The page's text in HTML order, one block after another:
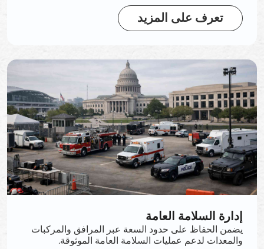
تعرف على المزيد
إدارة السلامة العامة
يضمن الحفاظ على حدود السعة عبر المرافق والمركبات
والمعدات لدعم عمليات السلامة العامة الموثوقة.